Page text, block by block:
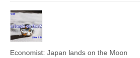
Economist: Japan lands on the Moon